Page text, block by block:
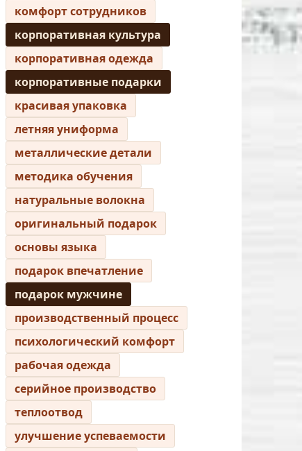
комфорт сотрудников
корпоративная культура
корпоративная одежда
корпоративные подарки
красивая упаковка
летняя униформа
металлические детали
методика обучения
натуральные волокна
оригинальный подарок
основы языка
подарок впечатление
подарок мужчине
производственный процесс
психологический комфорт
рабочая одежда
серийное производство
теплоотвод
улучшение успеваемости